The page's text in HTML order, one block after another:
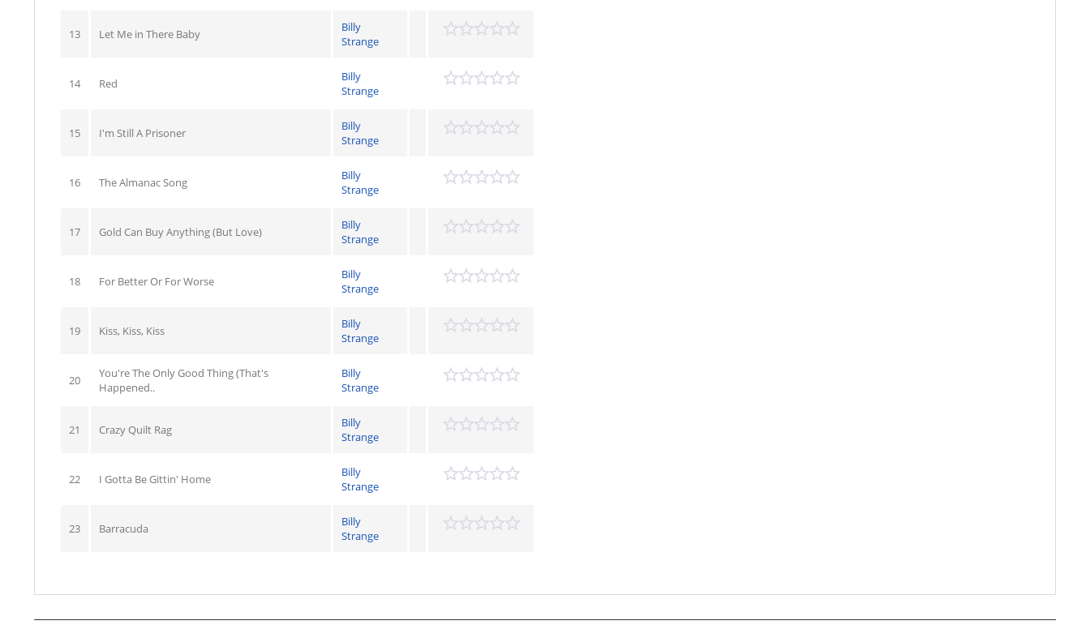
13 Let Me in There Baby
Billy
Strange
14 Red
Billy
Strange
15 I'm Still A Prisoner
Billy
Strange
16 The Almanac Song
Billy
Strange
17 Gold Can Buy Anything (But Love)
Billy
Strange
18 For Better Or For Worse
Billy
Strange
19 Kiss, Kiss, Kiss
Billy
Strange
20
You're The Only Good Thing (That's
Happened..
Billy
Strange
21 Crazy Quilt Rag
Billy
Strange
22 I Gotta Be Gittin' Home
Billy
Strange
23 Barracuda
Billy
Strange